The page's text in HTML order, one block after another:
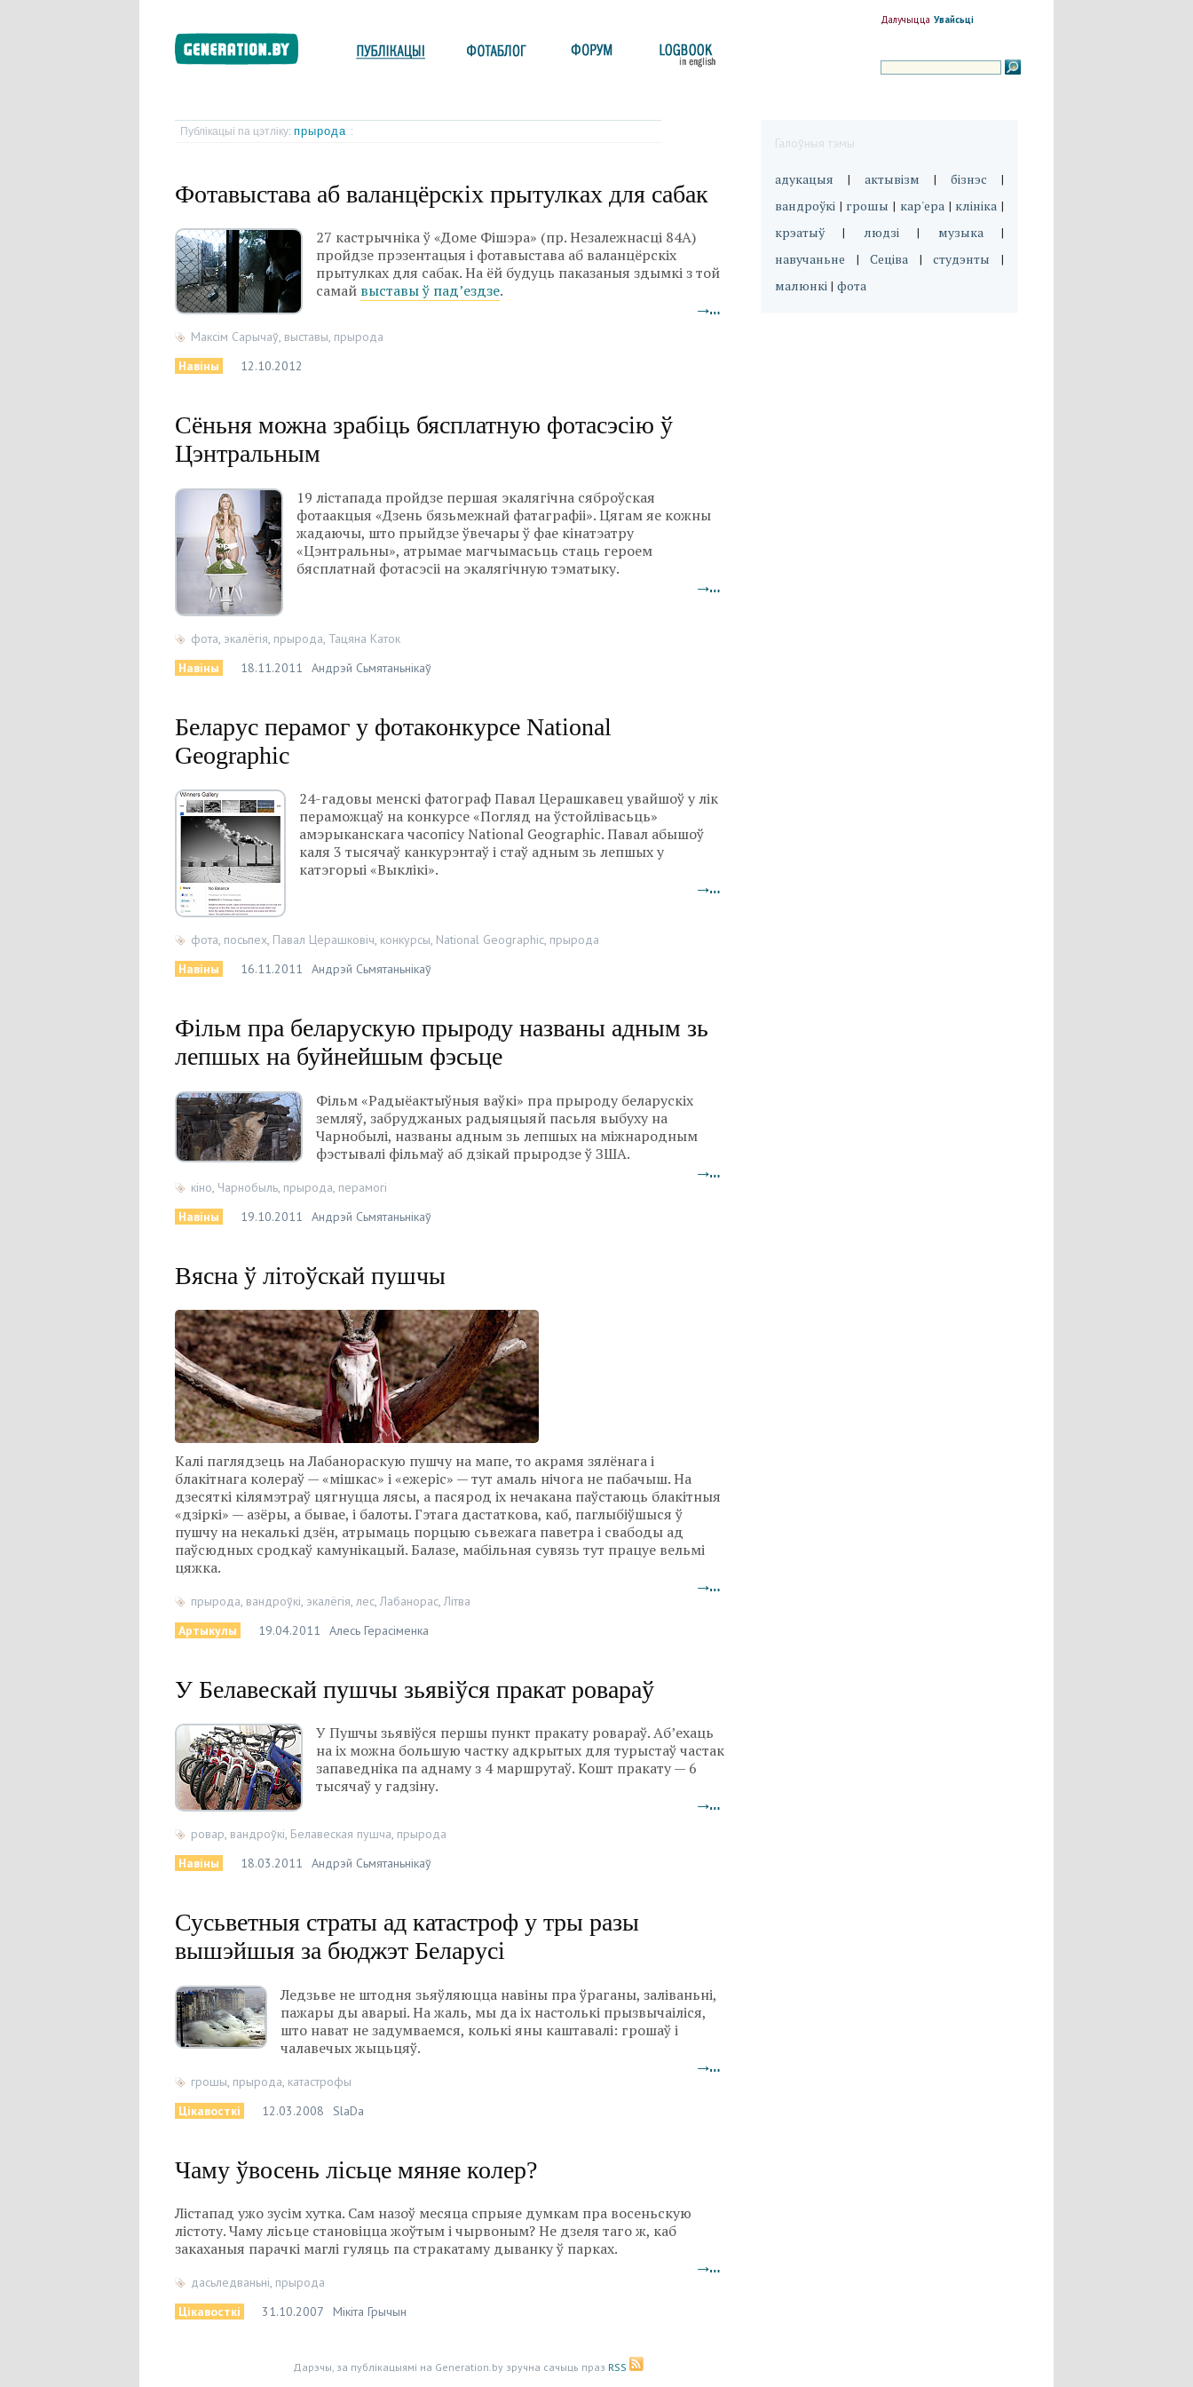
Далучыцца Увайсьці
Публікацыі па цэтліку: прырода :
Фотавыстава аб валанцёрскіх прытулках для сабак
27 кастрычніка ў «Доме Фішэра» (пр. Незалежнасці 84А)
пройдзе прэзентацыя і фотавыстава аб валанцёрскіх
прытулках для сабак. На ёй будуць паказаныя здымкі з той
самай выставы ў пад’ездзе.
→…
Максім Сарычаў, выставы, прырода
Навіны
12.10.2012
Сёньня можна зрабіць бясплатную фотасэсію ў
Цэнтральным
19 лістапада пройдзе першая экалягічна сяброўская
фотаакцыя «Дзень бязьмежнай фатаграфіі». Цягам яе кожны
жадаючы, што прыйдзе ўвечары ў фае кінатэатру
«Цэнтральны», атрымае магчымасьць стаць героем
бясплатнай фотасэсіі на экалягічную тэматыку.
→…
фота, экалёгія, прырода, Тацяна Каток
Навіны
18.11.2011 Андрэй Сьмятаньнікаў
Беларус перамог у фотаконкурсе National
Geographic
24-гадовы менскі фатограф Павал Церашкавец увайшоў у лік
пераможцаў на конкурсе «Погляд на ўстойлівасьць»
амэрыканскага часопісу National Geographic. Павал абышоў
каля 3 тысячаў канкурэнтаў і стаў адным зь лепшых у
катэгорыі «Выклікі».
→…
фота, посьпех, Павал Церашковіч, конкурсы, National Geographic, прырода
Навіны
16.11.2011 Андрэй Сьмятаньнікаў
Фільм пра беларускую прыроду названы адным зь
лепшых на буйнейшым фэсьце
Фільм «Радыёактыўныя ваўкі» пра прыроду беларускіх
земляў, забруджаных радыяцыяй пасьля выбуху на
Чарнобылі, названы адным зь лепшых на міжнародным
фэстывалі фільмаў аб дзікай прыродзе ў ЗША.
→…
кіно Чарнобыль прырода перамогі
Навіны
19.10.2011 Андрэй Сьмятаньнікаў
Вясна ў літоўскай пушчы
Калі паглядзець на Лабанораскую пушчу на мапе, то акрамя зялёнага і
блакітнага колераў — «мішкас» і «ежеріс» — тут амаль нічога не пабачыш. На
дзесяткі кілямэтраў цягнуцца лясы, а пасярод іх нечакана паўстаюць блакітныя
«дзіркі» — азёры, а бывае, і балоты. Гэтага дастаткова, каб, паглыбіўшыся ў
пушчу на некалькі дзён, атрымаць порцыю сьвежага паветра і свабоды ад
паўсюдных сродкаў камунікацый. Балазе, мабільная сувязь тут працуе вельмі
цяжка.
→…
прырода, вандроўкі, экалёгія, лес,Лабанорас,Літва
Артыкулы
19.04.2011 Алесь Герасіменка
У Белавескай пушчы зьявіўся пракат ровараў
У Пушчы зьявіўся першы пункт пракату ровараў. Аб’ехаць
на іх можна большую частку адкрытых для турыстаў частак
запаведніка па аднаму з 4 маршрутаў. Кошт пракату — 6
тысячаў у гадзіну.
→…
ровар, вандроўкі, Белавеская пушча, прырода
Навіны
18.03.2011 Андрэй Сьмятаньнікаў
Сусьветныя страты ад катастроф у тры разы
вышэйшыя за бюджэт Беларусі
Ледзьве не штодня зьяўляюцца навіны пра ўраганы, заліваньні,
пажары ды аварыі. На жаль, мы да іх настолькі прызвычаіліся,
што нават не задумваемся, колькі яны каштавалі: грошаў і
чалавечых жыцьцяў.
→…
грошы, прырода, катастрофы
Цікавосткі
12.03.2008 SlaDa
Чаму ўвосень лісьце мяняе колер?
Лістапад ужо зусім хутка. Сам назоў месяца спрыяе думкам пра восеньскую
лістоту. Чаму лісьце становіцца жоўтым і чырвоным? Не дзеля таго ж, каб
закаханыя парачкі маглі гуляць па стракатаму дыванку ў парках.
→…
дасьледваньні, прырода
Цікавосткі
31.10.2007 Мікіта Грычын
Дарэчы, за публікацыямі на Generation.by зручна сачыць праз RSS
Галоўныя тэмы
адукацыя | актывізм | бізнэс |
вандроўкі | грошы | кар'ера| клініка |
крэатыў| людзі| музыка|
навучаньне |Сеціва |студэнты |
малюнкі | фота